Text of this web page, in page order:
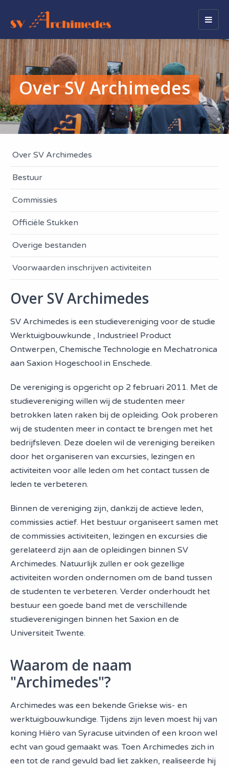
Over SV Archimedes
Over SV Archimedes
Bestuur
Commissies
Officiële Stukken
Overige bestanden
Voorwaarden inschrijven activiteiten
Over SV Archimedes
SV Archimedes is een studievereniging voor de studie
Werktuigbouwkunde , Industrieel Product
Ontwerpen, Chemische Technologie en Mechatronica
aan Saxion Hogeschool in Enschede.
De vereniging is opgericht op 2 februari 2011. Met de
studievereniging willen wij de studenten meer
betrokken laten raken bij de opleiding. Ook proberen
wij de studenten meer in contact te brengen met het
bedrijfsleven. Deze doelen wil de vereniging bereiken
door het organiseren van excursies, lezingen en
activiteiten voor alle leden om het contact tussen de
leden te verbeteren.
Binnen de vereniging zijn, dankzij de actieve leden,
commissies actief. Het bestuur organiseert samen met
de commissies activiteiten, lezingen en excursies die
gerelateerd zijn aan de opleidingen binnen SV
Archimedes. Natuurlijk zullen er ook gezellige
activiteiten worden ondernomen om de band tussen
de studenten te verbeteren. Verder onderhoudt het
bestuur een goede band met de verschillende
studieverenigingen binnen het Saxion en de
Universiteit Twente.
Waarom de naam
"Archimedes"?
Archimedes was een bekende Griekse wis- en
werktuigbouwkundige. Tijdens zijn leven moest hij van
koning Hiëro van Syracuse uitvinden of een kroon wel
echt van goud gemaakt was. Toen Archimedes zich in
een tot de rand gevuld bad liet zakken, realiseerde hij